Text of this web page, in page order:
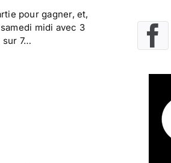
pour gagner, et,
midi avec 3
sur 7…